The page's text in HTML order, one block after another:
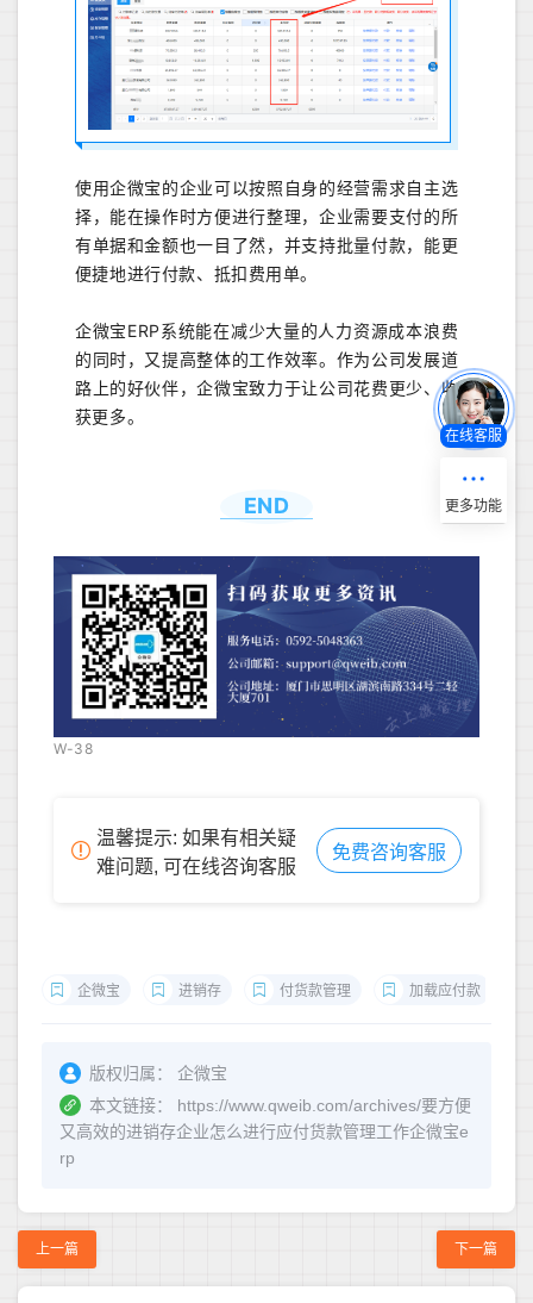
使用企微宝的企业可以按照自身的经营需求自主选
择，能在操作时方便进行整理，企业需要支付的所
有单据和金额也一目了然，并支持批量付款，能更
便捷地进行付款、抵扣费用单。
企微宝ERP系统能在减少大量的人力资源成本浪费
的同时，又提高整体的工作效率。作为公司发展道
路上的好伙伴，企微宝致力于让公司花费更少、收
获更多。
END
W-38
温馨提示: 如果有相关疑
难问题, 可在线咨询客服
免费咨询客服
企微宝 进销存 付货款管理 加载应付款
版权归属：
企微宝
本文链接：
https://www.qweib.com/archives/要方便
又高效的进销存企业怎么进行应付货款管理工作企微宝e
rp
上一篇 下一篇
在线客服